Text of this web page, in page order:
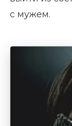
с мужем.